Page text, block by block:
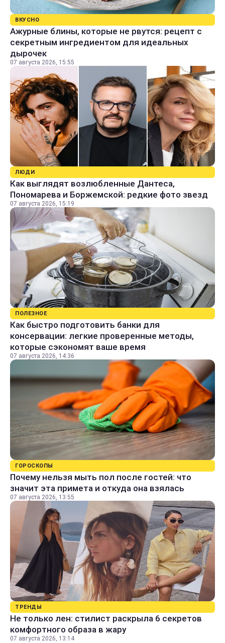
ВКУСНО
Ажурные блины, которые не рвутся: рецепт с
секретным ингредиентом для идеальных
дырочек
07 августа 2026, 15:55
ЛЮДИ
Как выглядят возлюбленные Дантеса,
Пономарева и Боржемской: редкие фото звезд
07 августа 2026, 15:19
ПОЛЕЗНОЕ
Как быстро подготовить банки для
консервации: легкие проверенные методы,
которые сэкономят ваше время
07 августа 2026, 14:36
ГОРОСКОПЫ
Почему нельзя мыть пол после гостей: что
значит эта примета и откуда она взялась
07 августа 2026, 13:55
ТРЕНДЫ
Не только лен: стилист раскрыла 6 секретов
комфортного образа в жару
07 августа 2026, 13:14